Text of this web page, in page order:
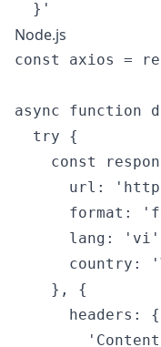
Node.js
const axios =
async function
  try {
const
url:
format:
lang:
country:
    }, {
      headers: {